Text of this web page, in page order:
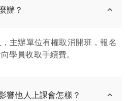
辦？
主辦單位有權取消開班，報名
學員收取手續費。
響他人上課會怎樣？